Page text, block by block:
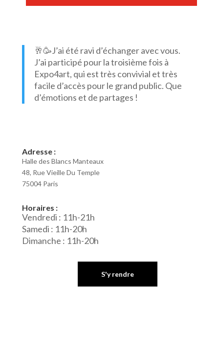
🥂🥳J’ai été ravi d’échanger avec vous.
J’ai participé pour la troisième fois à
Expo4art, qui est très convivial et très
facile d’accès pour le grand public. Que
d’émotions et de partages !
Adresse :
Halle des Blancs Manteaux
48, Rue Vieille Du Temple
75004 Paris
Horaires :
Vendredi : 11h-21h
Samedi : 11h-20h
Dimanche : 11h-20h
S'y rendre